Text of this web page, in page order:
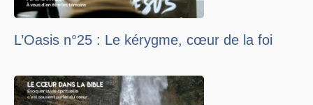
L’Oasis n°25 : Le kérygme, cœur de la foi